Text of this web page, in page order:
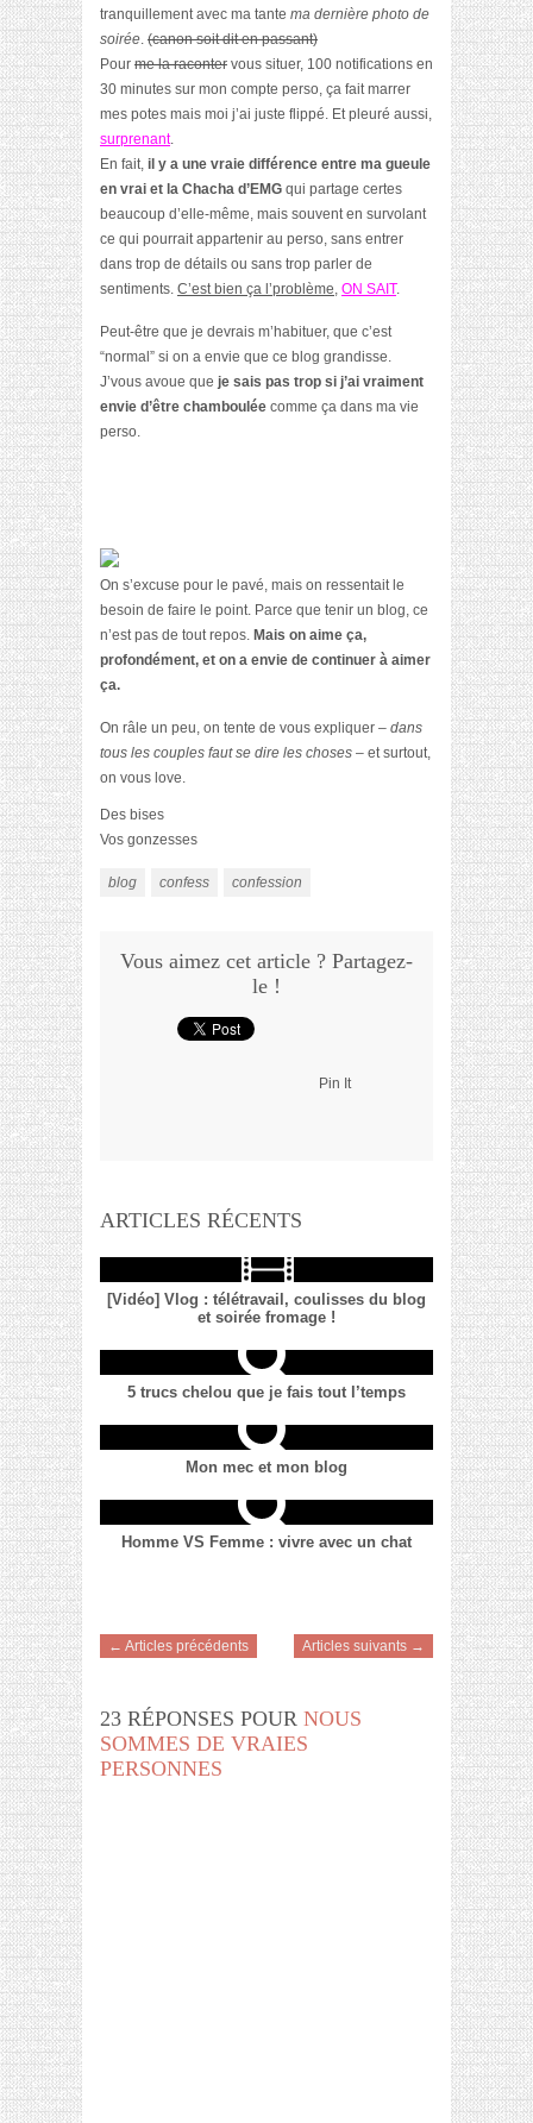
tranquillement avec ma tante ma dernière photo de
soirée. (canon soit dit en passant)
Pour me la raconter vous situer, 100 notifications en
30 minutes sur mon compte perso, ça fait marrer
mes potes mais moi j’ai juste flippé. Et pleuré aussi,
surprenant.
En fait, il y a une vraie différence entre ma gueule
en vrai et la Chacha d’EMG qui partage certes
beaucoup d’elle-même, mais souvent en survolant
ce qui pourrait appartenir au perso, sans entrer
dans trop de détails ou sans trop parler de
sentiments. C’est bien ça l’problème, ON SAIT.
Peut-être que je devrais m’habituer, que c’est
“normal” si on a envie que ce blog grandisse.
J’vous avoue que je sais pas trop si j’ai vraiment
envie d’être chamboulée comme ça dans ma vie
perso.
On s’excuse pour le pavé, mais on ressentait le
besoin de faire le point. Parce que tenir un blog, ce
n’est pas de tout repos. Mais on aime ça,
profondément, et on a envie de continuer à aimer
ça.
On râle un peu, on tente de vous expliquer – dans
tous les couples faut se dire les choses – et surtout,
on vous love.
Des bises
Vos gonzesses
blog confess confession
Vous aimez cet article ? Partagez-
le !
Pin It
ARTICLES RÉCENTS
[Vidéo] Vlog : télétravail, coulisses du blog
et soirée fromage !
5 trucs chelou que je fais tout l’temps
Mon mec et mon blog
Homme VS Femme : vivre avec un chat
← Articles précédents Articles suivants →
23 RÉPONSES POUR NOUS
SOMMES DE VRAIES
PERSONNES